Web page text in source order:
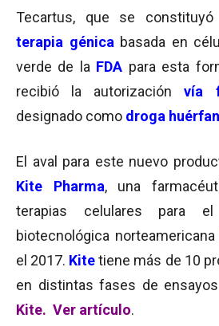
Tecartus, que se
terapia génica basada en
verde de la FDA para esta
recibió la autorización vía
designado como droga
El aval para este nuevo
Kite Pharma, una
terapias celulares para
biotecnológica norteamericana
el 2017. Kitetiene más de 10
en distintas fases de
Kite. Ver artículo.